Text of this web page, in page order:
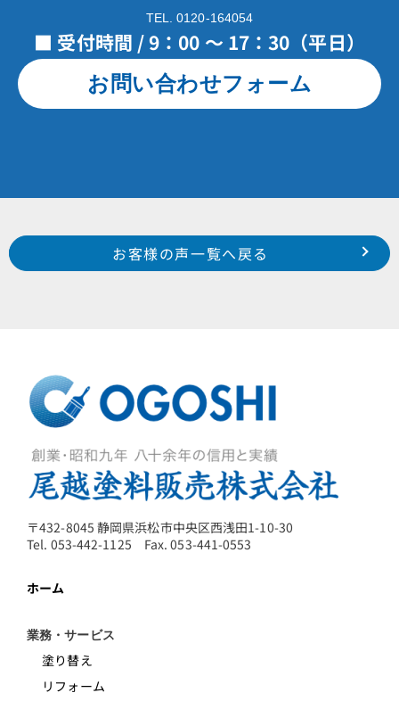
TEL. 0120-164054
■ 受付時間 / 9：00 ～ 17：30（平日）
お問い合わせフォーム
Prev
浜北区 中瀬 大城 様
浜松市 中区 鴨江 M 様
お客様の声一覧へ戻る
〒432-8045 静岡県浜松市中央区西浅田1-10-30
Tel. 053-442-1125 Fax. 053-441-0553
ホーム
業務・サービス
塗り替え
リフォーム